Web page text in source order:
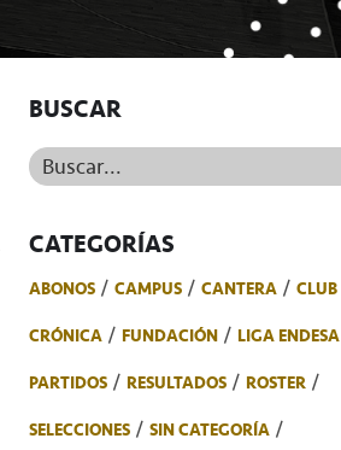
BUSCAR
Buscar...
CATEGORÍAS
ABONOS CAMPUS CANTERA
CLUB
CRÓNICA
FUNDACIÓN
LIGA ENDESA
PARTIDOS
RESULTADOS
ROSTER
SELECCIONES
SIN CATEGORÍA